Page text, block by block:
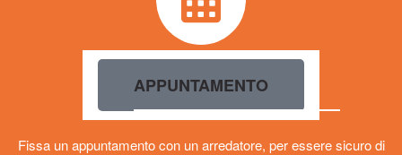
APPUNTAMENTO
Fissa un appuntamento con un arredatore, per essere sicuro di